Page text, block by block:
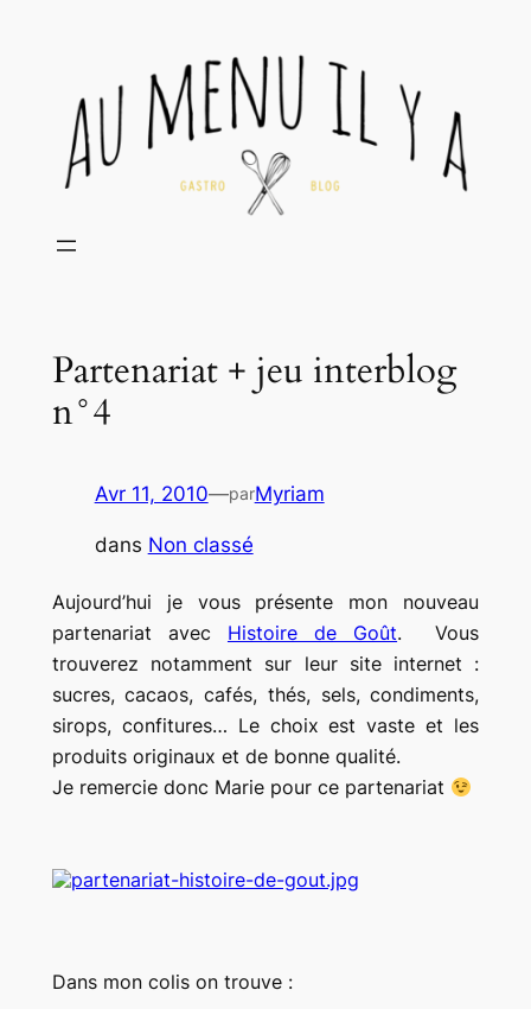
Partenariat + jeu interblog
n°4
Avr 11, 2010—parMyriam
dans Non classé
Aujourd’hui je vous présente mon nouveau
partenariat avec Histoire de Goût. Vous
trouverez notamment sur leur site internet :
sucres, cacaos, cafés, thés, sels, condiments,
sirops, confitures… Le choix est vaste et les
produits originaux et de bonne qualité.
Je remercie donc Marie pour ce partenariat
Dans mon colis on trouve :